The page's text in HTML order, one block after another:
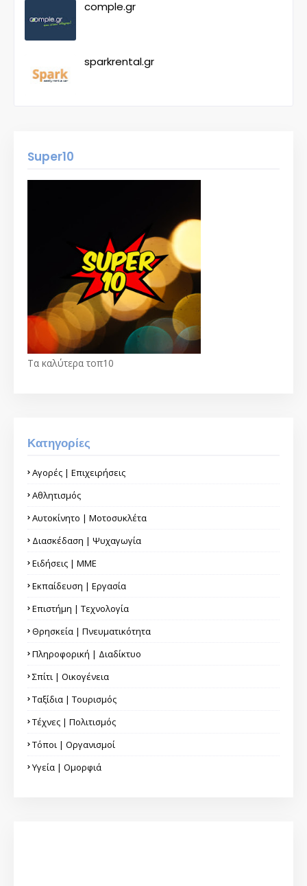
comple.gr
sparkrental.gr
Super10
Τα καλύτερα τοπ10
Κατηγορίες
Αγορές | Επιχειρήσεις
Αθλητισμός
Αυτοκίνητο | Μοτοσυκλέτα
Διασκέδαση | Ψυχαγωγία
Ειδήσεις | ΜΜΕ
Εκπαίδευση | Εργασία
Επιστήμη | Τεχνολογία
Θρησκεία | Πνευματικότητα
Πληροφορική | Διαδίκτυο
Σπίτι | Οικογένεια
Ταξίδια | Τουρισμός
Τέχνες | Πολιτισμός
Τόποι | Οργανισμοί
Υγεία | Ομορφιά